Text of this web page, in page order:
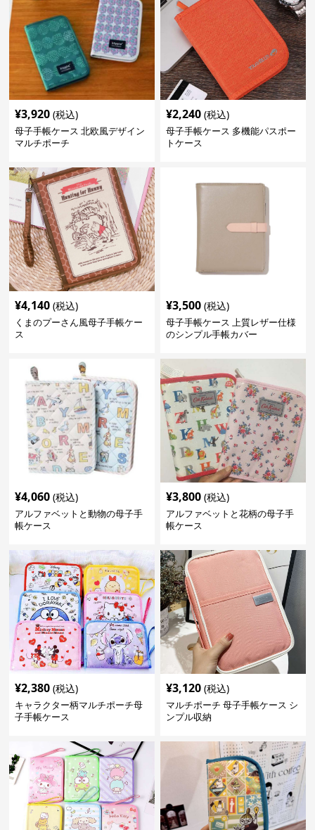
¥3,920 (税込)
母子手帳ケース 北欧風デザイン
マルチポーチ
¥2,240 (税込)
母子手帳ケース 多機能パスポー
トケース
¥4,140 (税込)
くまのプーさん風母子手帳ケー
ス
¥3,500 (税込)
母子手帳ケース 上質レザー仕様
のシンプル手帳カバー
¥4,060 (税込)
アルファベットと動物の母子手
帳ケース
¥3,800 (税込)
アルファベットと花柄の母子手
帳ケース
¥2,380 (税込)
キャラクター柄マルチポーチ母
子手帳ケース
¥3,120 (税込)
マルチポーチ 母子手帳ケース シ
ンプル収納